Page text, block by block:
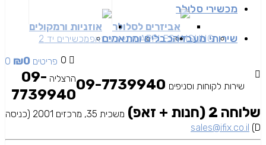
אביזרים לסלולר אוזניות ורמקולים
מכשירי סלולר
SAMSUNG
APPLEמכשירים זאפמכשירים יד 2 שירותי מעבדהכבלים ומתאמים
0 0 פריטים ₪0
שירות לקוחות וסניפים
הרצליה 09-
7739940
שלוחה 2 (חנות + זאפ)
משכית 35, מרכזים 2001 (כניסה
D)
sales@ifix.co.il